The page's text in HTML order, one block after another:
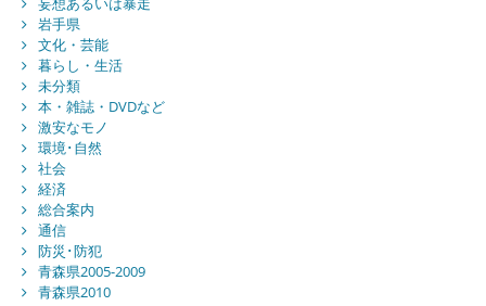
岩手県
文化・芸能
暮らし・生活
未分類
本・雑誌・DVDなど
激安なモノ
環境･自然
社会
経済
総合案内
通信
防災･防犯
青森県2005-2009
青森県2010